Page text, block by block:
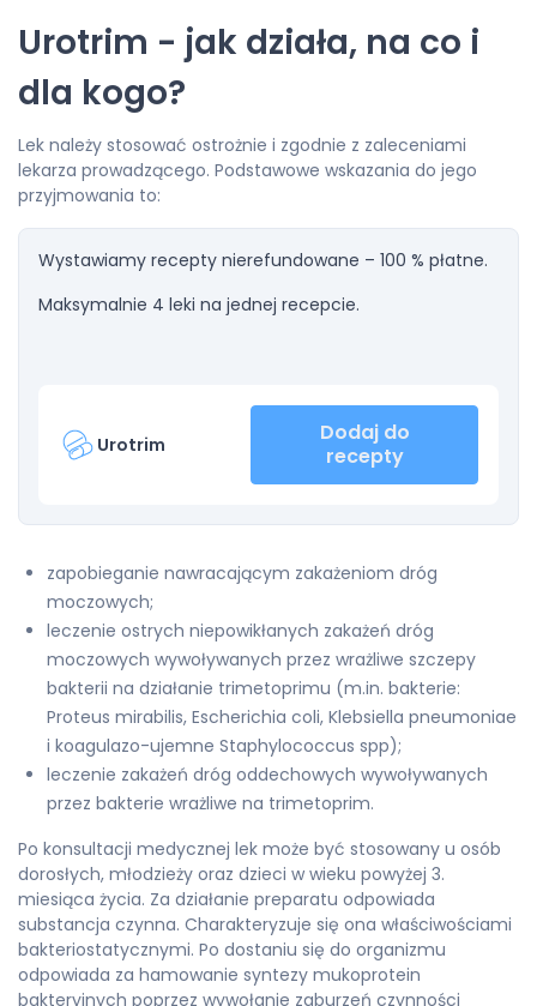
Urotrim - jak działa, na co i
dla kogo?
Lek należy stosować ostrożnie i zgodnie z zaleceniami
lekarza prowadzącego. Podstawowe wskazania do jego
przyjmowania to:
Wystawiamy recepty nierefundowane – 100 % płatne.
Maksymalnie 4 leki na jednej recepcie.
Urotrim
Dodaj do
recepty
zapobieganie nawracającym zakażeniom dróg
moczowych;
leczenie ostrych niepowikłanych zakażeń dróg
moczowych wywoływanych przez wrażliwe szczepy
bakterii na działanie trimetoprimu (m.in. bakterie:
Proteus mirabilis, Escherichia coli, Klebsiella pneumoniae
i koagulazo-ujemne Staphylococcus spp);
leczenie zakażeń dróg oddechowych wywoływanych
przez bakterie wrażliwe na trimetoprim.
Po konsultacji medycznej lek może być stosowany u osób
dorosłych, młodzieży oraz dzieci w wieku powyżej 3.
miesiąca życia. Za działanie preparatu odpowiada
substancja czynna. Charakteryzuje się ona właściwościami
bakteriostatycznymi. Po dostaniu się do organizmu
odpowiada za hamowanie syntezy mukoprotein
bakteryjnych poprzez wywołanie zaburzeń czynności